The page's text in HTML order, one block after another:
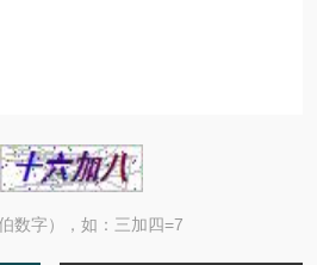
数字），如：三加四=7